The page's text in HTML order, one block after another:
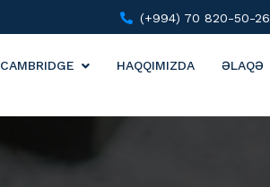
(+994) 70 820-50-26
CAMBRIDGE HAQQIMIZDA ƏLAQƏ